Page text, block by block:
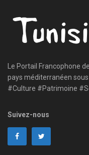
Le Portail Francophone
pays méditerranéen
#Culture #Patrimoine
Suivez-nous